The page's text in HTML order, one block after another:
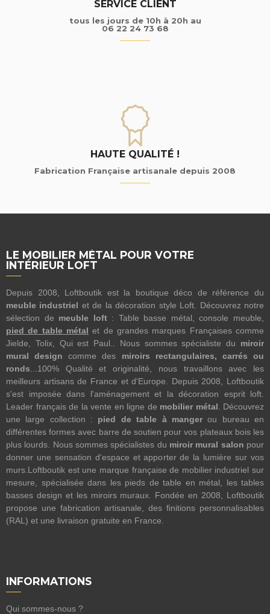
SERVICE CLIENT
tous les jours de 10h à 20h au
06 22 24 73 68
HAUTE QUALITÉ !
Fabrication Française artisanale depuis 2008
LE MOBILIER MÉTAL POUR VOTRE
INTÉRIEUR LOFT
Depuis 2008, Loftboutik est la boutique déco de référence du
meuble industriel et de la décoration style Loft. Découvrez notre
sélection de meuble loft: Table basse métal, console meuble,
pied de table métal et de grandes marques Françaises comme
Jielde, Tolix, Qui est Paul.. Nous sommes spécialiste du miroir
mural design comme des miroirs rectangulaires, carrés ou
ronds ...100% Qualité et originalité, nous travaillons avec les
meilleurs artisans de France et d'Europe. Depuis 2008, Loftboutik
s'est imposée dans l'aménagement et la décoration esprit loft.
Leader français de la vente en ligne de mobilier métal . Découvrez
une large collection : pied de table à mangerou bureau en
différentes formes avec barre de soutien pour vos plateaux bois les
plus lourds. Nous sommes spécialistes du miroir mural salon pour
donner une sensation d'espace et apporter de la lumière sur vos
murs.Loftboutik est une marque française de mobilier industriel sur
mesure, spécialisée dans les pieds de table en métal, les tables
basses design et les miroirs muraux. Fondée en 2008, Loftboutik
propose une fabrication artisanale, des finitions personnalisables
(RAL) et une livraison gratuite en France.
INFORMATIONS
Qui sommes-nous ?